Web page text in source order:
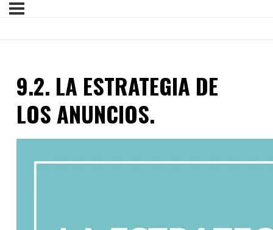
9.2. LA ESTRATEGIA DE
LOS ANUNCIOS.